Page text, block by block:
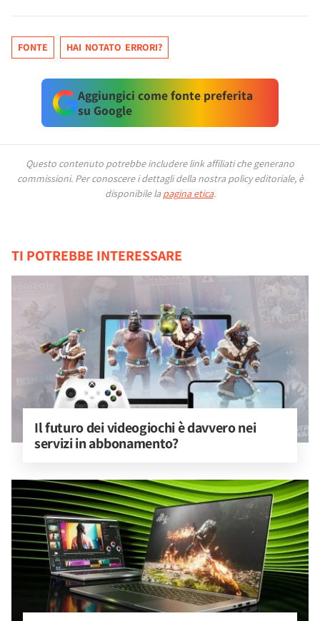
FONTE HAI NOTATO ERRORI?
Aggiungici come fonte preferita
su Google
Questo contenuto potrebbe includere link affiliati che generano
commissioni. Per conoscere i dettagli della nostra policy editoriale, è
disponibile la pagina etica.
TI POTREBBE INTERESSARE
Il futuro dei videogiochi è davvero nei
servizi in abbonamento?